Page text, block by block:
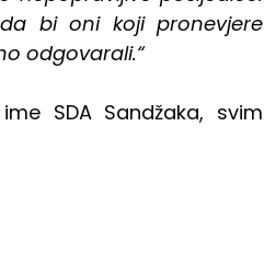
bi oni koji pronevjere
odgovarali.“
SDA Sandžaka, svim